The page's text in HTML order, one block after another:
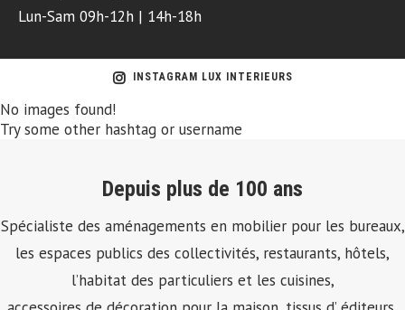
Lun-Sam 09h-12h | 14h-18h
INSTAGRAM LUX INTERIEURS
No images found!
Try some other hashtag or username
Depuis plus de 100 ans
Spécialiste des aménagements en mobilier pour les bureaux,
les espaces publics des collectivités, restaurants, hôtels,
l’habitat des particuliers et les cuisines,